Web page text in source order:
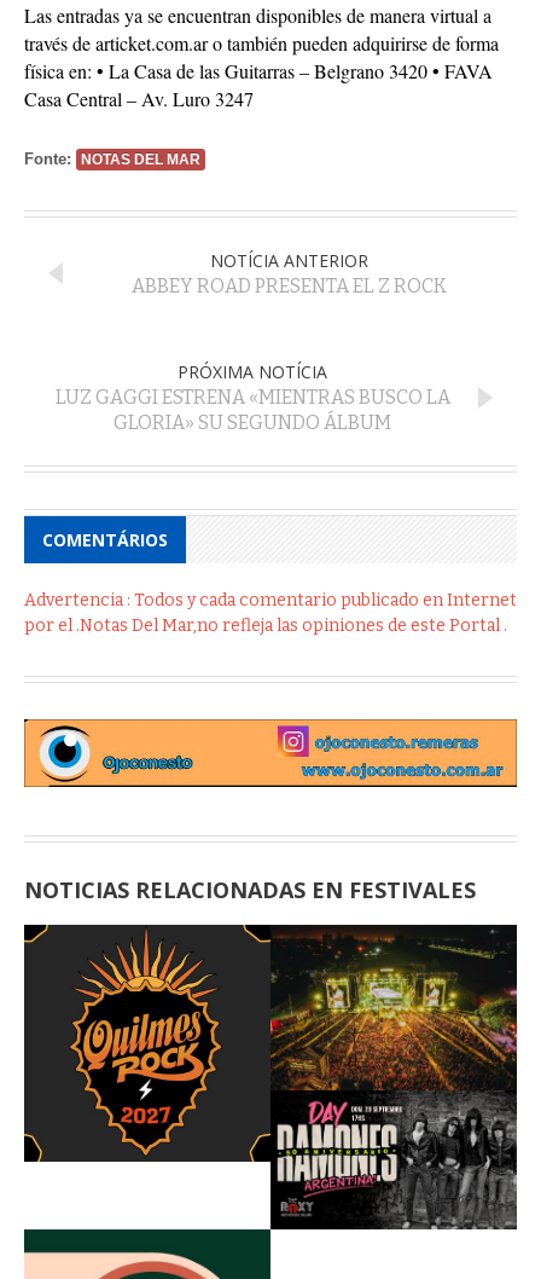
Las entradas ya se encuentran disponibles de manera virtual a
través de articket.com.ar o también pueden adquirirse de forma
física en: • La Casa de las Guitarras – Belgrano 3420 • FAVA
Casa Central – Av. Luro 3247
Fonte: NOTAS DEL MAR
NOTÍCIA ANTERIOR
ABBEY ROAD PRESENTA EL Z ROCK
PRÓXIMA NOTÍCIA
LUZ GAGGI ESTRENA «MIENTRAS BUSCO LA
GLORIA» SU SEGUNDO ÁLBUM
COMENTÁRIOS
Advertencia : Todos y cada comentario publicado en Internet
por el .Notas Del Mar,no refleja las opiniones de este Portal .
NOTICIAS RELACIONADAS EN FESTIVALES